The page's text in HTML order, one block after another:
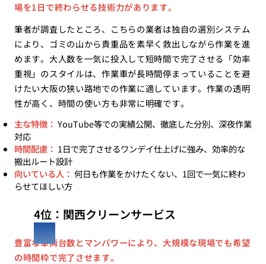
場を1日で終わらせる技術力があります。
筆者が調査したところ、こちらの業者は独自の選別システム
により、ゴミの山から貴重品を素早く救出しながら作業を進
めます。大人数を一気に投入して短時間で完了させる「効率
重視」のスタイルは、作業車が長時間停まっていることを避
けたい大阪の狭い路地での作業に適しています。作業の透明
性が高く、時間の使い方も非常に明確です。
主な特徴： YouTube等での実績公開、徹底した分別、深夜作業
対応
時間配慮： 1日で完了させるワンデイ仕上げに強み、効率的な
搬出ルート設計
向いている人： 何日も作業をかけたくない、1回で一気に終わ
らせてほしい方
4位：関西クリーンサービス
豊富な車両台数とマンパワーにより、大規模な現場でも希望
の時間枠で完了させます。